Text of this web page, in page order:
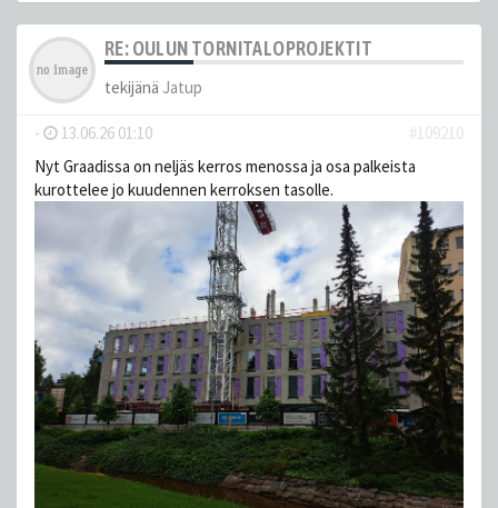
RE: OULUN TORNITALOPROJEKTIT
tekijänä Jatup
- 13.06.26 01:10
#109210
Nyt Graadissa on neljäs kerros menossa ja osa palkeista
kurottelee jo kuudennen kerroksen tasolle.